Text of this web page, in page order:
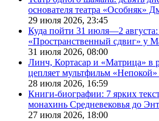
основателя театра «Особняк»
29 июля 2026, 23:45
Куда пойти 31 июля—2
«Пространственный сдвиг» у
31 июля 2026, 08:00
Линч, Кортасар и «Матрица» в
цепляет мультфильм
28 июля 2026, 16:59
Книги-биографии: 7 ярких
монахинь Средневековья до
27 июля 2026, 18:00